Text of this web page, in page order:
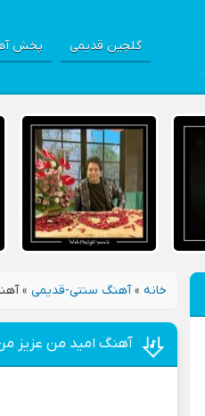
گلچین قدیمی پخش
خانه »آهنگ سنتی-قدیمی »
آهنگ امید من عزیز